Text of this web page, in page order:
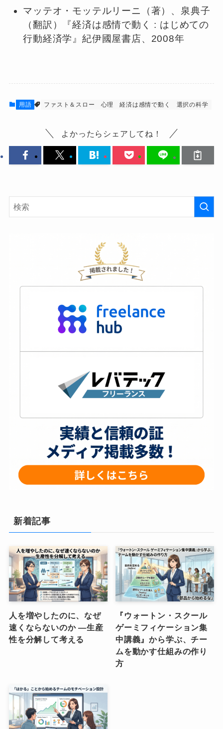
マッテオ・モッテルリーニ（著）、泉典子
（翻訳）『経済は感情で動く : はじめての
行動経済学』紀伊國屋書店、2008年
用語 ファスト＆スロー 心理 経済は感情で動く 選択の科学
よかったらシェアしてね！
新着記事
人を増やしたのに、なぜ
速くならないのか ―生産
性を分解して考える
『ウォートン・スクール
ゲーミフィケーション集
中講義』から学ぶ、チー
ムを動かす仕組みの作り
方